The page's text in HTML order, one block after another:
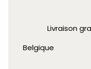
Livraison
Belgique